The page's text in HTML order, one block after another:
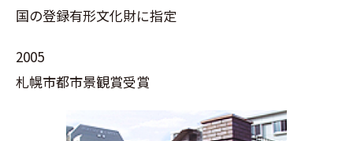
国の登録有形文化財に指定
2005
札幌市都市景観賞受賞